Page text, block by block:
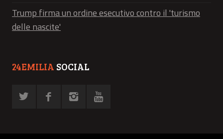
Trump firma un ordine esecutivo contro il 'turismo
delle nascite'
24EMILIA SOCIAL